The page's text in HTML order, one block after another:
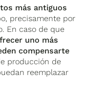
más antiguos
precisamente por
En caso de que
uno más
compensarte
producción de
reemplazar